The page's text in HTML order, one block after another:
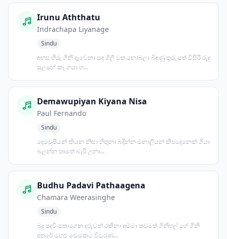
Irunu Aththatu
Indrachapa Liyanage
Sindu
අහස හිරු ගිනි දැවෙනා සඳ ගිලී වත නොබලා බිඳුණු තුරු පත් විසිරී රුදු
සුලඟේ කෑ ගසා හ...
Demawupiyan Kiyana Nisa
Paul Fernando
Sindu
දෙමවුපියන් කියන නිසා හිතුනා බදින්න මනාලියන් කීපදෙනෙක් ගියා
බලන්න තාමත් බැරි උනා...
Budhu Padavi Pathaagena
Chamara Weerasinghe
Sindu
බුදු පදවි පතාගෙන දරුවන් රකිනා අම්මා තවමත් ගිනිහල් ගේ ගිනි
අතරේ මහළු මඩමකට විවරණ...